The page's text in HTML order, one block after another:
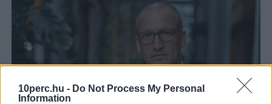
10perc.hu - Do Not Process My Personal
Information